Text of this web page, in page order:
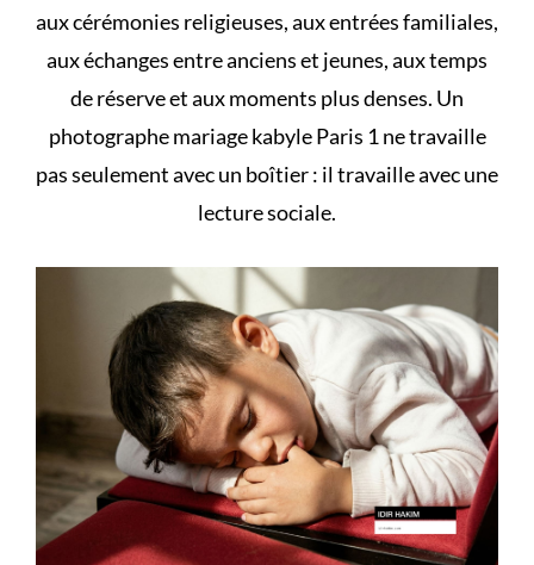
aux cérémonies religieuses, aux entrées familiales,
aux échanges entre anciens et jeunes, aux temps
de réserve et aux moments plus denses. Un
photographe mariage kabyle Paris 1 ne travaille
pas seulement avec un boîtier : il travaille avec une
lecture sociale.